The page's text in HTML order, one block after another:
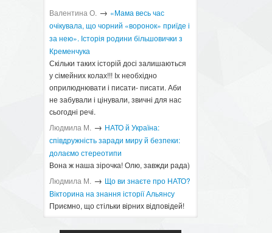
Валентина О. → «Мама весь час
очікувала, що чорний «воронок» приїде і
за нею». Історія родини більшовички з
Кременчука
Скільки таких історій досі залишаються
у сімейних колах!!! Іх необхідно
оприлюднювати і писати- писати. Аби
не забували і цінували, звичні для нас
сьогодні речі.
Людмила М. → ​НАТО й Україна:
співдружність заради миру й безпеки:
долаємо стереотипи
Вона ж наша зірочка! Олю, завжди рада)
Людмила М. → Що ви знаєте про НАТО?
Вікторина на знання історії Альянсу ​
Приємно, що стільки вірних відповідей!